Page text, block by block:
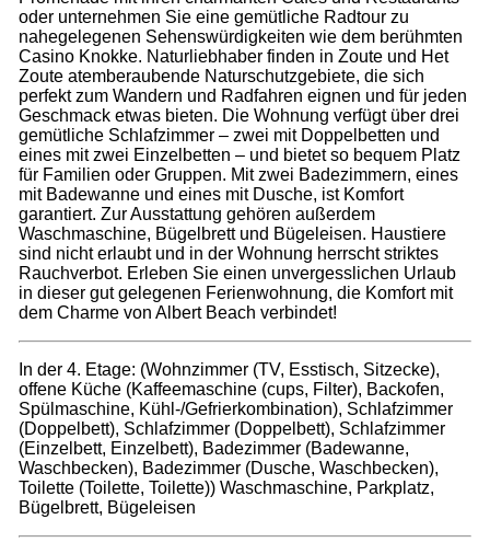
oder unternehmen Sie eine gemütliche Radtour zu
nahegelegenen Sehenswürdigkeiten wie dem berühmten
Casino Knokke. Naturliebhaber finden in Zoute und Het
Zoute atemberaubende Naturschutzgebiete, die sich
perfekt zum Wandern und Radfahren eignen und für jeden
Geschmack etwas bieten. Die Wohnung verfügt über drei
gemütliche Schlafzimmer – zwei mit Doppelbetten und
eines mit zwei Einzelbetten – und bietet so bequem Platz
für Familien oder Gruppen. Mit zwei Badezimmern, eines
mit Badewanne und eines mit Dusche, ist Komfort
garantiert. Zur Ausstattung gehören außerdem
Waschmaschine, Bügelbrett und Bügeleisen. Haustiere
sind nicht erlaubt und in der Wohnung herrscht striktes
Rauchverbot. Erleben Sie einen unvergesslichen Urlaub
in dieser gut gelegenen Ferienwohnung, die Komfort mit
dem Charme von Albert Beach verbindet!
In der 4. Etage: (Wohnzimmer (TV, Esstisch, Sitzecke),
offene Küche (Kaffeemaschine (cups, Filter), Backofen,
Spülmaschine, Kühl-/Gefrierkombination), Schlafzimmer
(Doppelbett), Schlafzimmer (Doppelbett), Schlafzimmer
(Einzelbett, Einzelbett), Badezimmer (Badewanne,
Waschbecken), Badezimmer (Dusche, Waschbecken),
Toilette (Toilette, Toilette)) Waschmaschine, Parkplatz,
Bügelbrett, Bügeleisen